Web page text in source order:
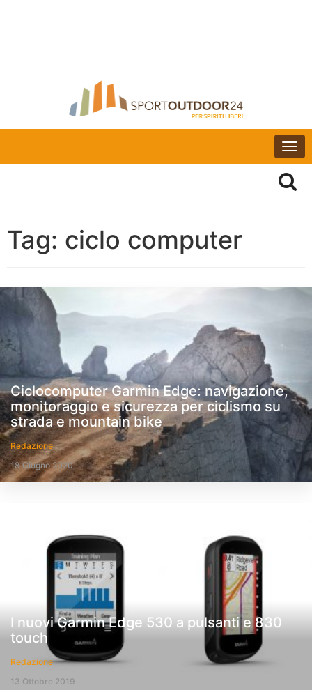
Tag: ciclo computer
Ciclocomputer Garmin Edge: navigazione,
monitoraggio e sicurezza per ciclismo su
strada e mountain bike
Redazione
18 Giugno 2020
I nuovi Garmin Edge 530 a pulsanti e 830
touch
Redazione
13 Ottobre 2019